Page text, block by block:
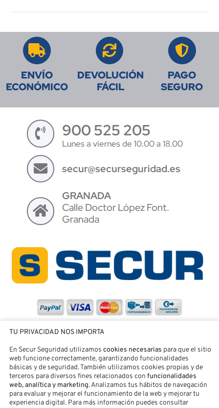
ENVÍO
ECONÓMICO
DEVOLUCIÓN
FÁCIL
PAGO
SEGURO
900 525 205
Lunes a viernes de 10.00 a 18.00
secur@securseguridad.es
GRANADA
Calle Doctor López Font.
Granada
TU PRIVACIDAD NOS IMPORTA
En Secur Seguridad utilizamos cookies necesarias para que el sitio
web funcione correctamente, garantizando funcionalidades
básicas y de seguridad. También utilizamos cookies propias y de
terceros para diversos fines relacionados con funcionalidades
web, analítica y marketing. Analizamos tus hábitos de navegación
para evaluar y mejorar el funcionamiento de la web y mejorar tu
experiencia digital. Para más información puedes consultar